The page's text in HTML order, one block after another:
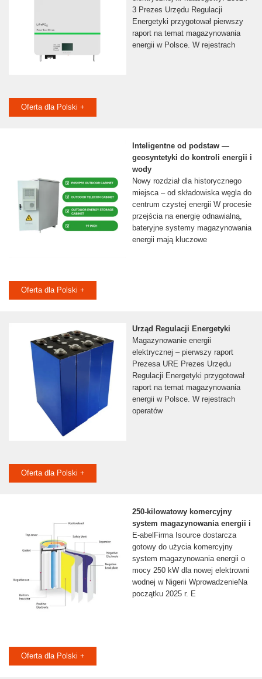
3 Prezes Urzędu Regulacji
Energetyki przygotował pierwszy
raport na temat magazynowania
energii w Polsce. W rejestrach
Oferta dla Polski +
Inteligentne od podstaw —
geosyntetyki do kontroli energii i
wody
Nowy rozdział dla historycznego
miejsca – od składowiska węgla do
centrum czystej energii W procesie
przejścia na energię odnawialną,
bateryjne systemy magazynowania
energii mają kluczowe
Oferta dla Polski +
Urząd Regulacji Energetyki
Magazynowanie energii
elektrycznej – pierwszy raport
Prezesa URE Prezes Urzędu
Regulacji Energetyki przygotował
raport na temat magazynowania
energii w Polsce. W rejestrach
operatów
Oferta dla Polski +
250-kilowatowy komercyjny
system magazynowania energii i
E-abelFirma Isource dostarcza
gotowy do użycia komercyjny
system magazynowania energii o
mocy 250 kW dla nowej elektrowni
wodnej w Nigerii WprowadzenieNa
początku 2025 r. E
Oferta dla Polski +